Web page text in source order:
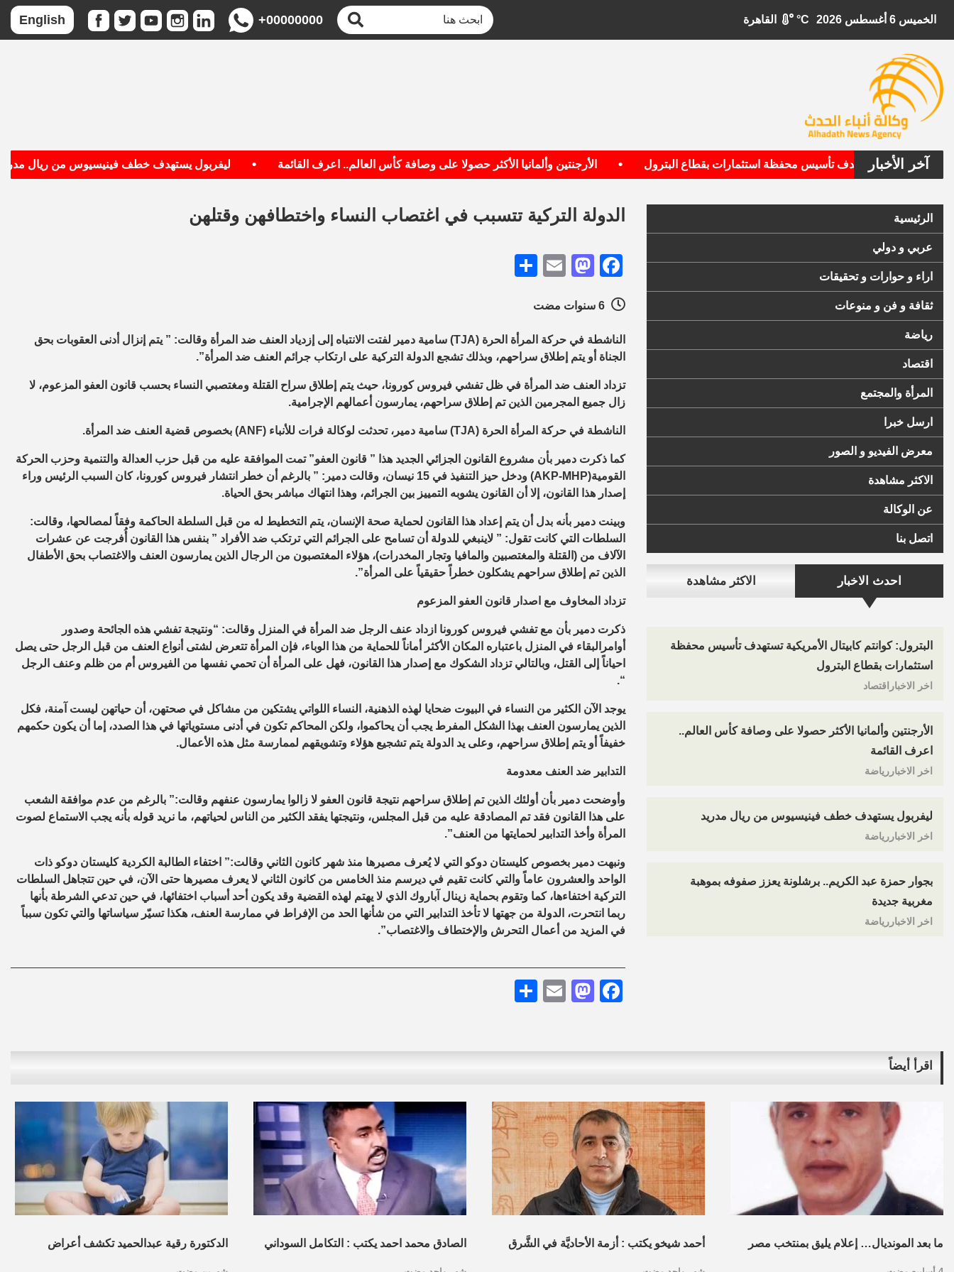
الخميس 6 أغسطس 2026 °C
+00000000
English
آخر الأخبار
الأمريكية تستهدف تأسيس محفظة استثمارات بقطاع البترول الأرجنتين وألمانيا الأكثر حصولا على وصافة كأس العالم.. اعرف القائمة ليفربول يستهدف خطف فينيسيوس من ريال مدريد
الرئيسية
عربي و دولي
اراء و حوارات و تحقيقات
ثقافة و فن و منوعات
رياضة
اقتصاد
المرأة والمجتمع
ارسل خبرا
معرض الفيديو و الصور
الاكثر مشاهدة
عن الوكالة
اتصل بنا
احدث الاخبار الاكثر مشاهدة
البترول: كوانتم كابيتال الأمريكية تستهدف تأسيس محفظة
استثمارات بقطاع البترول
اخر الاخباراقتصاد
الأرجنتين وألمانيا الأكثر حصولا على وصافة كأس العالم..
اعرف القائمة
اخر الاخباررياضة
ليفربول يستهدف خطف فينيسيوس من ريال مدريد
اخر الاخباررياضة
بجوار حمزة عبد الكريم.. برشلونة يعزز صفوفه بموهبة
مغربية جديدة
اخر الاخباررياضة
الدولة التركية تتسبب في اغتصاب النساء واختطافهن وقتلهن
Facebook
Mastodon
Email
الناشطة في حركة المرأة الحرة (TJA) سامية دمير لفتت الانتباه إلى إزدياد العنف ضد المرأة وقالت: ” يتم إنزال أدنى العقوبات بحق
الجناة أو يتم إطلاق سراحهم، وبذلك تشجع الدولة التركية على ارتكاب جرائم العنف ضد المرأة”.
تزداد العنف ضد المرأة في ظل تفشي فيروس كورونا، حيث يتم إطلاق سراح القتلة ومغتصبي النساء بحسب قانون العفو المزعوم، لا
زال جميع المجرمين الذين تم إطلاق سراحهم، يمارسون أعمالهم الإجرامية.
الناشطة في حركة المرأة الحرة (TJA) سامية دمير، تحدثت لوكالة فرات للأنباء (ANF) بخصوص قضية العنف ضد المرأة.
كما ذكرت دمير بأن مشروع القانون الجزائي الجديد هذا ” قانون العفو” تمت الموافقة عليه من قبل حزب العدالة والتنمية وحزب الحركة
القومية(AKP-MHP) ودخل حيز التنفيذ في 15 نيسان، وقالت دمير: ” بالرغم أن خطر انتشار فيروس كورونا، كان السبب الرئيس وراء
إصدار هذا القانون، إلا أن القانون يشوبه التمييز بين الجرائم، وهذا انتهاك مباشر بحق الحياة.
وبينت دمير بأنه بدل أن يتم إعداد هذا القانون لحماية صحة الإنسان، يتم التخطيط له من قبل السلطة الحاكمة وفقاً لمصالحها، وقالت:
السلطات التي كانت تقول: ” لاينبغي للدولة أن تسامح على الجرائم التي ترتكب ضد الأفراد ” بنفس هذا القانون أُفرجت عن عشرات
الآلاف من (القتلة والمغتصبين والمافيا وتجار المخدرات)، هؤلاء المغتصبون من الرجال الذين يمارسون العنف والاغتصاب بحق الأطفال
الذين تم إطلاق سراحهم يشكلون خطراً حقيقياً على المرأة”.
تزداد المخاوف مع اصدار قانون العفو المزعوم
ذكرت دمير بأن مع تفشي فيروس كورونا ازداد عنف الرجل ضد المرأة في المنزل وقالت: “ونتيجة تفشي هذه الجائحة وصدور
أوامرالبقاء في المنزل باعتباره المكان الأكثر أماناً للحماية من هذا الوباء، فإن المرأة تتعرض لشتى أنواع العنف من قبل الرجل حتى يصل
احياناً إلى القتل، وبالتالي تزداد الشكوك مع إصدار هذا القانون، فهل على المرأة أن تحمي نفسها من الفيروس أم من ظلم وعنف الرجل
“.
يوجد الآن الكثير من النساء في البيوت ضحايا لهذه الذهنية، النساء اللواتي يشتكين من مشاكل في صحتهن، أن حياتهن ليست آمنة، فكل
الذين يمارسون العنف بهذا الشكل المفرط يجب أن يحاكموا، ولكن المحاكم تكون في أدنى مستوياتها في هذا الصدد، إما أن يكون حكمهم
خفيفاً أو يتم إطلاق سراحهم، وعلى يد الدولة يتم تشجيع هؤلاء وتشويقهم لممارسة مثل هذه الأعمال.
التدابير ضد العنف معدومة
وأوضحت دمير بأن أولئك الذين تم إطلاق سراحهم نتيجة قانون العفو لا زالوا يمارسون عنفهم وقالت:” بالرغم من عدم موافقة الشعب
على هذا القانون فقد تم المصادقة عليه من قبل المجلس، ونتيجتها يفقد الكثير من الناس لحياتهم، ما نريد قوله بأنه يجب الاستماع لصوت
المرأة وأخذ التدابير لحمايتها من العنف”.
ونبهت دمير بخصوص كليستان دوكو التي لا يُعرف مصيرها منذ شهر كانون الثاني وقالت:” اختفاء الطالبة الكردية كليستان دوكو ذات
الواحد والعشرون عاماً والتي كانت تقيم في ديرسم منذ الخامس من كانون الثاني لا يعرف مصيرها حتى الآن، في حين تتجاهل السلطات
التركية اختفاءها، كما وتقوم بحماية زينال آباروك الذي لا يهتم لهذه القضية وقد يكون أحد أسباب اختفائها، في حين تدعي الشرطة بأنها
ربما انتحرت، الدولة من جهتها لا تأخذ التدابير التي من شأنها الحد من الإفراط في ممارسة العنف، هكذا تسيّر سياساتها والتي تكون سبباً
في المزيد من أعمال التحرش والإختطاف والاغتصاب”.
Facebook
Mastodon
Email
اقرأ أيضاً
ما بعد المونديال… إعلام يليق بمنتخب مصر أحمد شيخو يكتب : أزمة الأحاديَّة في الشَّرق الصادق محمد احمد يكتب : التكامل السوداني الدكتورة رقية عبدالحميد تكشف أعراض